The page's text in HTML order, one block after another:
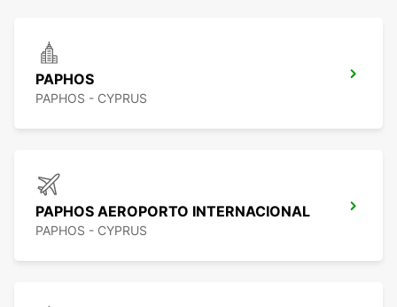
PAPHOS
PAPHOS - CYPRUS
PAPHOS AEROPORTO INTERNACIONAL
PAPHOS - CYPRUS